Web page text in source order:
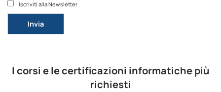
Iscriviti alla Newsletter
I corsi e le certificazioni informatiche più
richiesti